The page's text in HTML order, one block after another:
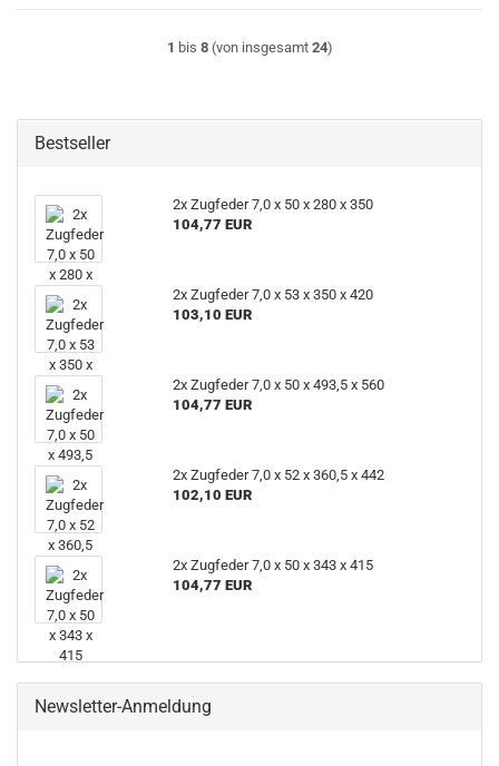
1 bis 8(von insgesamt 24)
Bestseller
2x Zugfeder 7,0 x 50 x 280 x 350
104,77 EUR
2x Zugfeder 7,0 x 53 x 350 x 420
103,10 EUR
2x Zugfeder 7,0 x 50 x 493,5 x 560
104,77 EUR
2x Zugfeder 7,0 x 52 x 360,5 x 442
102,10 EUR
2x Zugfeder 7,0 x 50 x 343 x 415
104,77 EUR
Newsletter-Anmeldung